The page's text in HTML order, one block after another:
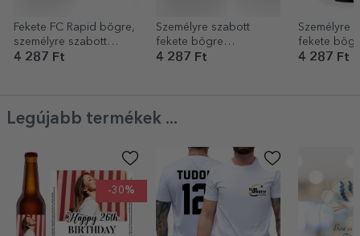
Fekete FC Rapid bögre,
személyre szabott
szöveggel – Rapidista
4 287 Ft
Személyre szabott
fekete bögre
szöveggel a barbecue-
4 287 Ft
Személyre
fekete
feltöltéssel
4 287 Ft
Legújabb termékek ...
-30%